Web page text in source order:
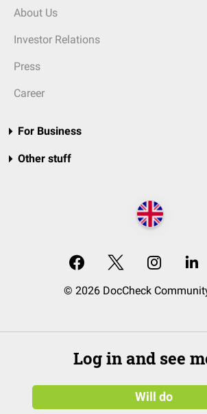
About Us
Investor Relations
Press
Career
For Business
Other stuff
© 2026 DocCheck
Log in and see
Will do